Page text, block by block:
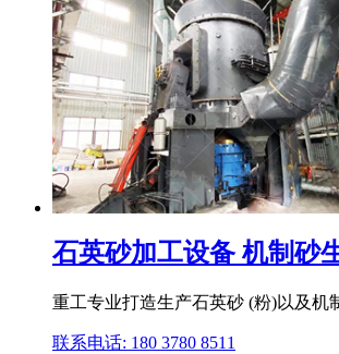
石英砂加工设备 机制砂
重工专业打造生产石英砂 (粉)以及机
联系电话: 180 3780 8511